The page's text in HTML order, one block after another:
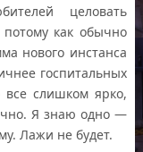
целовать
как обычно
нового инстанса
госпитальных
все слишком ярко,
Я знаю одно —
Лажи не будет.